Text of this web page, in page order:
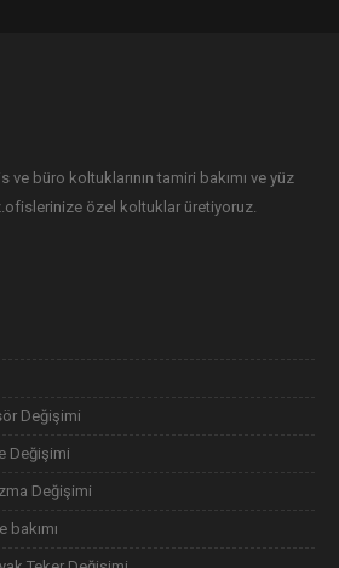
ve büro koltuklarının tamiri bakımı ve yüz
özel koltuklar üretiyoruz.
Değişimi
Değişimi
Değişimi
bakımı